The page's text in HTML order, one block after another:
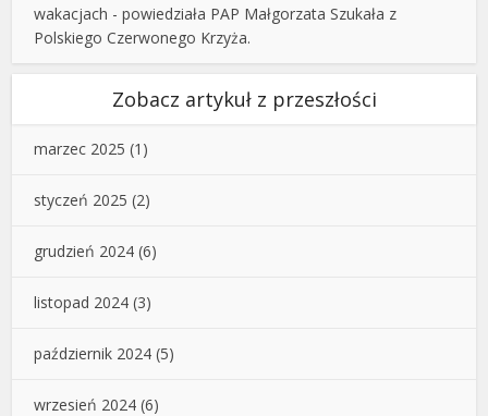
wakacjach - powiedziała PAP Małgorzata Szukała z
Polskiego Czerwonego Krzyża.
Zobacz artykuł z przeszłości
marzec 2025 (1)
styczeń 2025 (2)
grudzień 2024 (6)
listopad 2024 (3)
październik 2024 (5)
wrzesień 2024 (6)